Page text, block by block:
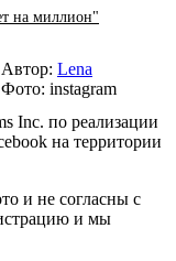
на миллион"
Автор: Lena
Фото: instagram
Inc. по реализации
на территории
и не согласны с
и мы